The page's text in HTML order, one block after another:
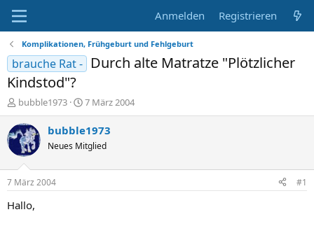
Anmelden Registrieren
Komplikationen, Frühgeburt und Fehlgeburt
brauche Rat -
Durch alte Matratze "Plötzlicher
Kindstod"?
E
r
s
t
e
l
e
r
bubble1973
E
r
s
e
t
7 März 2004
bubble1973
Neues Mitglied
7 März 2004 #1
Hallo,